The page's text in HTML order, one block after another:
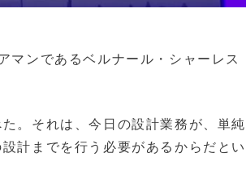
マンであるベルナール・シャーレス
。それは、今日の設計業務が、単純
計までを行う必要があるからだとい